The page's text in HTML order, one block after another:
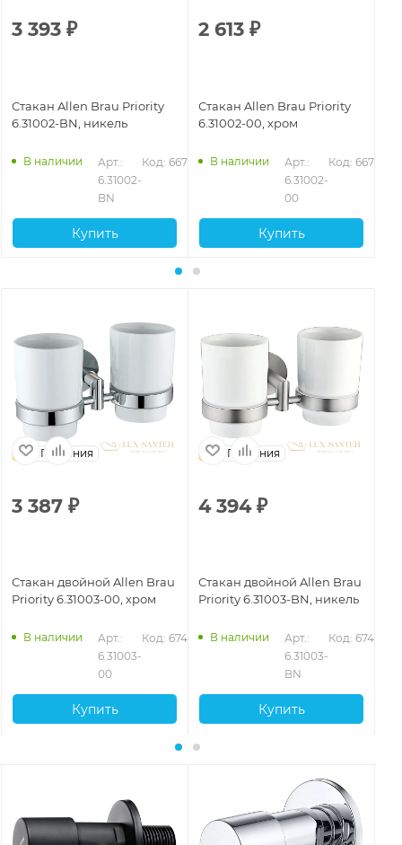
3 393 ₽
Стакан Allen Brau Priority
6.31002-BN, никель
В наличии
Арт.:
6.31002-
BN
Код: 66767
Купить
2 613 ₽
Стакан Allen Brau Priority
6.31002-00, хром
В наличии
Арт.:
6.31002-
00
Код: 66765
Купить
Германия
3 387 ₽
Стакан двойной Allen Brau
Priority 6.31003-00, хром
В наличии
Арт.:
6.31003-
00
Код: 67407
Купить
Германия
4 394₽
Стакан двойной Allen Brau
Priority 6.31003-BN, никель
В наличии
Арт.:
6.31003-
BN
Код: 67409
Купить